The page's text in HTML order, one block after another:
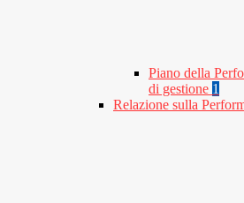
Piano della
di gestione 1
Relazione sulla